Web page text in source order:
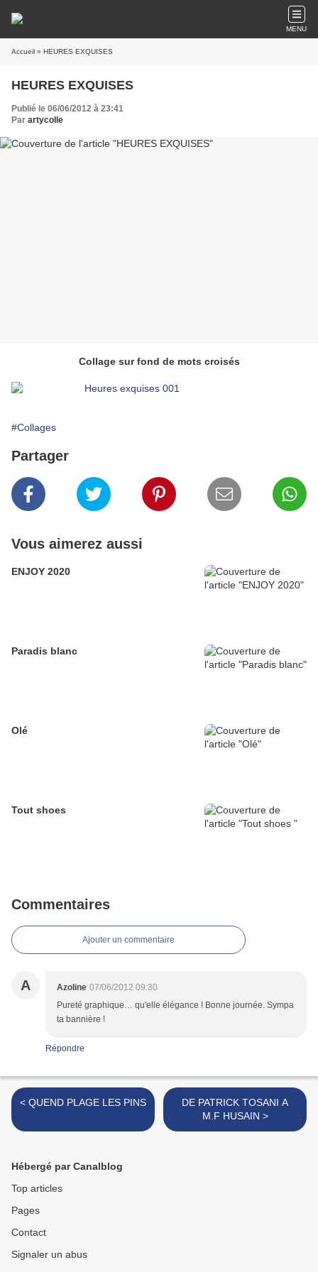
MENU
Accueil » HEURES EXQUISES
HEURES EXQUISES
Publié le 06/06/2012 à 23:41
Par artycolle
Collage sur fond de mots croisés
#Collages
Partager
Vous aimerez aussi
ENJOY 2020
Paradis blanc
Olé
Tout shoes
Commentaires
Ajouter un commentaire
A Azoline 07/06/2012 09:30
Pureté graphique… qu'elle élégance ! Bonne journée. Sympa
ta bannière !
Répondre
< QUEND PLAGE LES PINS
DE PATRICK TOSANI A
M.F HUSAIN >
Hébergé par Canalblog
Top articles
Pages
Contact
Signaler un abus